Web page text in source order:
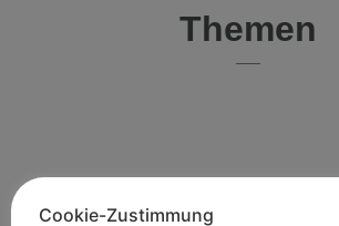
Themen
Cookie-Zustimmung